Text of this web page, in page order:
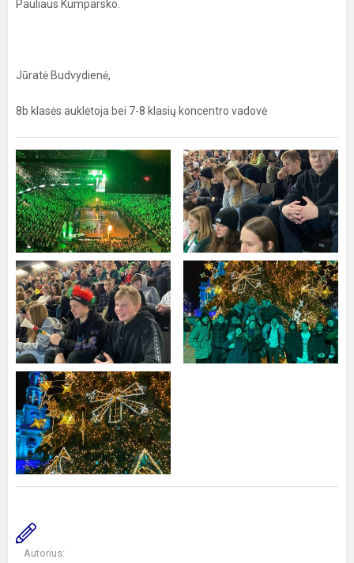
Pauliaus Kumparsko.
Jūratė Budvydienė,
8b klasės auklėtoja bei 7-8 klasių koncentro vadovė
Autorius: